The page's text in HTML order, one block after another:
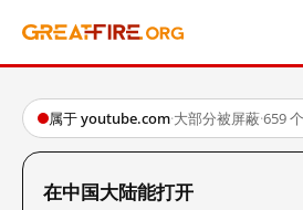
属于 youtube.com·大部分被屏蔽·659
在中国大陆能打开